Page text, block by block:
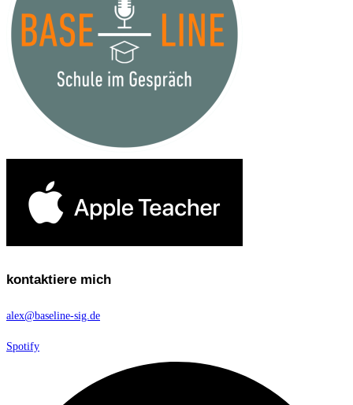
kontaktiere mich
alex@baseline-sig.de
Spotify